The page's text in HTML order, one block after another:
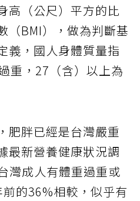
高（公尺）平方的比
（BMI），做為判斷基
義，國人身體質量指
重，27（含）以上為
肥胖已經是台灣嚴重
最新營養健康狀況調
灣成人有體重過重或
的36%相較，似乎有